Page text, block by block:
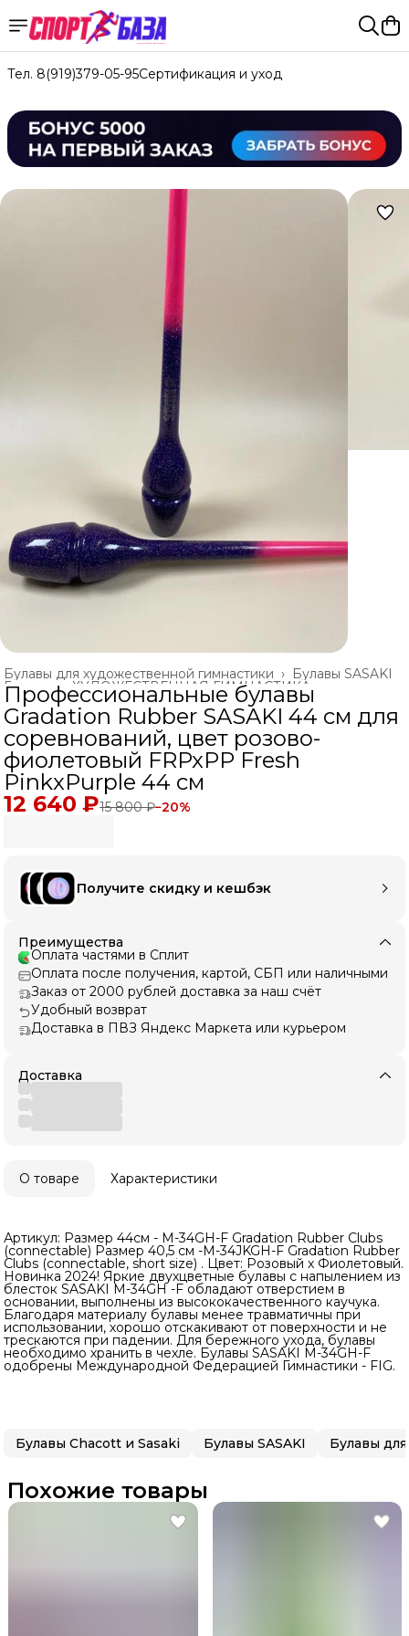
Тел. 8(919)379-05-95Сертификация и уход
Булавы SASAKI
Булавы для художественной гимнастики ›
ХУДОЖЕСТВЕННАЯ ГИМНАСТИКА
Главная ›
Профессиональные булавы
Gradation Rubber SASAKI 44 см для
соревнований, цвет розово-
фиолетовый FRPxPP Fresh
PinkxPurple 44 см
12 640 ₽15 800 ₽−20%
Получите скидку и кешбэк
Преимущества
Оплата частями в Сплит
Оплата после получения, картой, СБП или наличными
Заказ от 2000 рублей доставка за наш счёт
Удобный возврат
Доставка в ПВЗ Яндекс Маркета или курьером
Доставка
О товаре Характеристики
Артикул: Размер 44см - M-34GH-F Gradation Rubber Clubs
(connectable) Размер 40,5 см -M-34JKGH-F Gradation Rubber
Clubs (connectable, short size) . Цвет: Розовый х Фиолетовый.
Новинка 2024! Яркие двухцветные булавы с напылением из
блесток SASAKI М-34GH -F обладают отверстием в
основании, выполнены из высококачественного каучука.
Благодаря материалу булавы менее травматичны при
использовании, хорошо отскакивают от поверхности и не
трескаются при падении. Для бережного ухода, булавы
необходимо хранить в чехле. Булавы SASAKI М-34GH-F
одобрены Международной Федерацией Гимнастики - FIG.
Булавы Chacott и Sasaki Булавы SASAKI
Похожие товары